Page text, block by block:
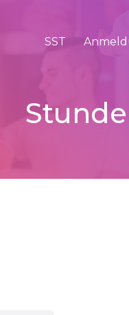
SST